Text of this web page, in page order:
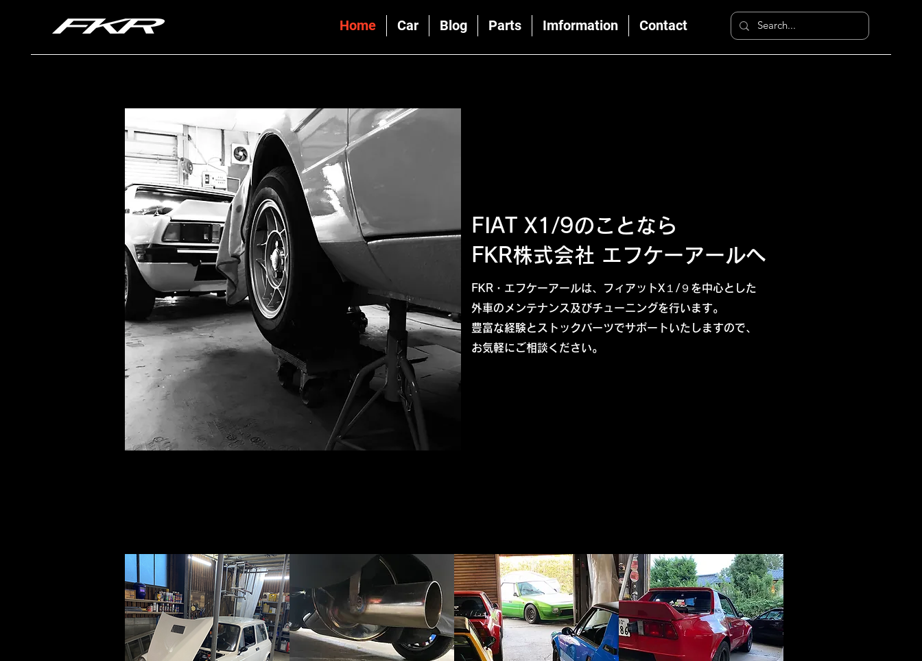
Home Car Blog Parts Imformation Contact
FIAT X1/9のことなら
FKR株式会社 エフケーアールへ
FKR・エフケーアールは、フィアットX１/９を中心とした
外車のメンテナンス及びチューニングを行います。
豊富な経験とストックパーツでサポートいたしますので、
お気軽にご相談ください。